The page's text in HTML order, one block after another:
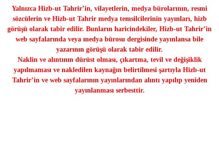
Yalnızca Hizb-ut Tahrir’in, vilayetlerin, medya bürolarının, resmi
sözcülerin ve Hizb-ut Tahrir medya temsilcilerinin yayınları, hizb
görüşü olarak tabir edilir. Bunların haricindekiler, Hizb-ut Tahrir’in
web sayfalarında veya medya bürosu dergisinde yayınlansa bile
yazarının görüşü olarak tabir edilir.
Naklin ve alıntının dürüst olması, çıkartma, tevil ve değişiklik
yapılmaması ve nakledilen kaynağın belirtilmesi şartıyla Hizb-ut
Tahrir’in ve web sayfalarının yayınlarından alıntı yapılıp yeniden
yayınlanması serbesttir.